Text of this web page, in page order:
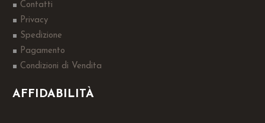
Contatti
Privacy
Spedizione
Pagamento
Condizioni di Vendita
AFFIDABILITÀ